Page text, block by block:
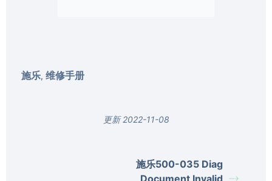
施乐, 维修手册
更新 2022-11-08
施乐500-035 Diag
Document Invalid